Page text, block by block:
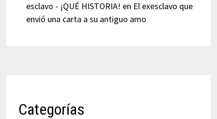
esclavo - ¡QUÉ HISTORIA! en El exesclavo que
envió una carta a su antiguo amo
Categorías